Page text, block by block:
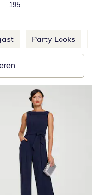
Produkte
195
Party Looks